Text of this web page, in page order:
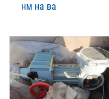
нм на ва